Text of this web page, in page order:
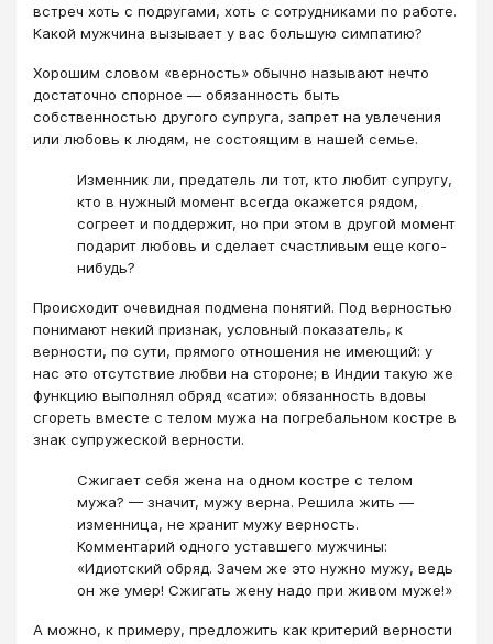
встреч хоть с подругами, хоть с сотрудниками по работе.
Какой мужчина вызывает у вас большую симпатию?
Хорошим словом «верность» обычно называют нечто
достаточно спорное — обязанность быть
собственностью другого супруга, запрет на увлечения
или любовь к людям, не состоящим в нашей семье.
Изменник ли, предатель ли тот, кто любит супругу,
кто в нужный момент всегда окажется рядом,
согреет и поддержит, но при этом в другой момент
подарит любовь и сделает счастливым еще кого-
нибудь?
Происходит очевидная подмена понятий. Под верностью
понимают некий признак, условный показатель, к
верности, по сути, прямого отношения не имеющий: у
нас это отсутствие любви на стороне; в Индии такую же
функцию выполнял обряд «сати»: обязанность вдовы
сгореть вместе с телом мужа на погребальном костре в
знак супружеской верности.
Сжигает себя жена на одном костре с телом
мужа? — значит, мужу верна. Решила жить —
изменница, не хранит мужу верность.
Комментарий одного уставшего мужчины:
«Идиотский обряд. Зачем же это нужно мужу, ведь
он же умер! Сжигать жену надо при живом муже!»
А можно, к примеру, предложить как критерий верности